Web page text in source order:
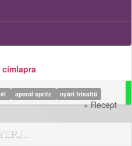
címlapra
aperol spritz nyári frissítő
» Recept